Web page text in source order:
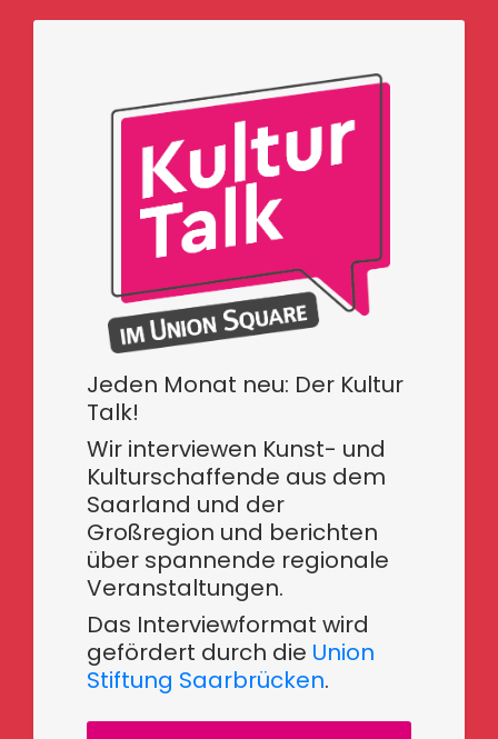
Jeden Monat neu: Der Kultur
Talk!
Wir interviewen Kunst- und
Kulturschaffende aus dem
Saarland und der
Großregion und berichten
über spannende regionale
Veranstaltungen.
Das Interviewformat wird
gefördert durch die Union
Stiftung Saarbrücken.